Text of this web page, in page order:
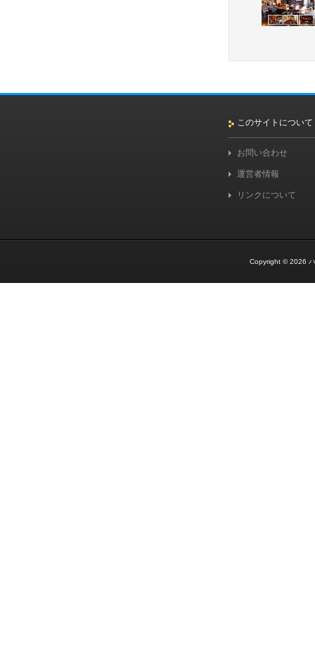
このサイトについて
お問い合わせ
運営者情報
リンクについて
Copyright © 2026